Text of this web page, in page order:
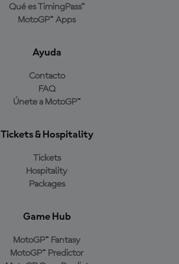
Qué es TimingPass™
MotoGP™ Apps
Ayuda
Contacto
FAQ
Únete a MotoGP™
Tickets & Hospitality
Tickets
Hospitality
Packages
Game Hub
MotoGP™ Fantasy
MotoGP™ Predictor